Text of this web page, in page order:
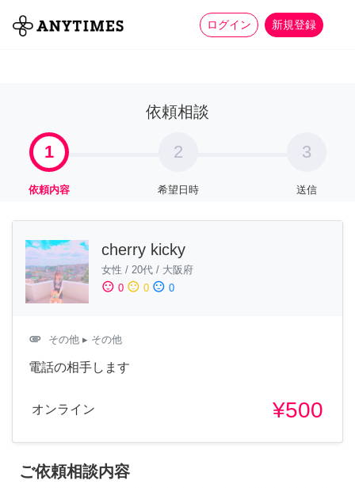
ログイン 新規登録
全て 家事 more_horiz
依頼相談
1
依頼内容
2
希望日時
3
送信
cherry kicky
女性 / 20代 / 大阪府
sentiment_satisfied 0 sentiment_neutral 0 sentiment_dissatisfied 0
attachment その他 ▸ その他
電話の相手します
オンライン ¥500
ご依頼相談内容